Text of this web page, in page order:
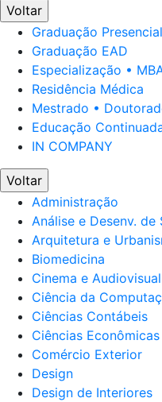
Voltar
Graduação Presencial
Graduação EAD
Especialização •
Residência Médica
Mestrado •
Educação
IN COMPANY
Voltar
Administração
Análise e Desenv. de
Arquitetura e
Biomedicina
Cinema e Audiovisual
Ciência da
Ciências Contábeis
Ciências Econômicas
Comércio Exterior
Design
Design de Interiores